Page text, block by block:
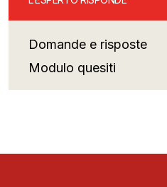
Domande e risposte
Modulo quesiti